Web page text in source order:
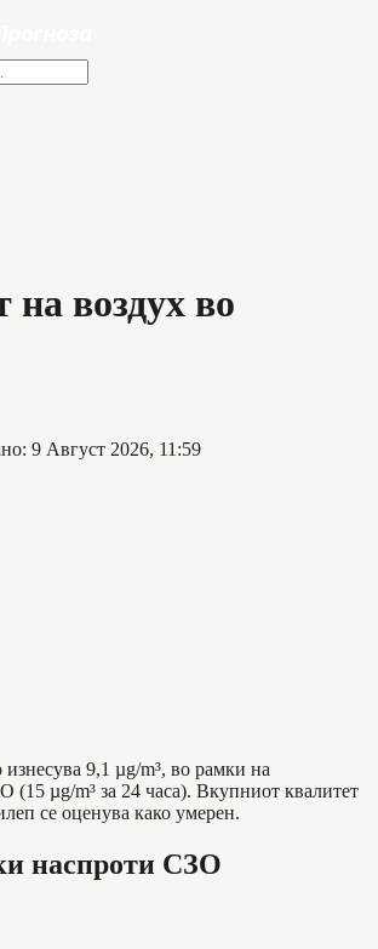
на воздух во
: 9 Август 2026, 11:59
9,1 µg/m³, во рамки на
(15 µg/m³ за 24 часа). Вкупниот квалитет
се оценува како умерен.
наспроти СЗО